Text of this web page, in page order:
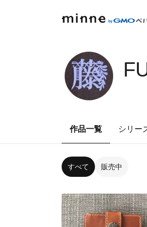
作品一覧 シリー
すべて 販売中